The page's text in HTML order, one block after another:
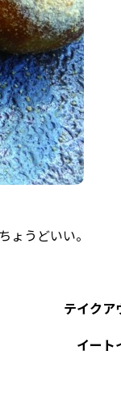
うどいい。
テイクア
イート